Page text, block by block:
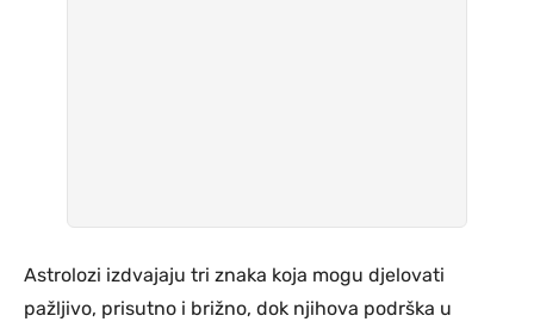
Astrolozi izdvajaju tri znaka koja mogu djelovati
pažljivo, prisutno i brižno, dok njihova podrška u